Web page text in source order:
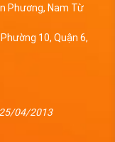
Phương, Nam Từ
10, Quận 6,
04/2013